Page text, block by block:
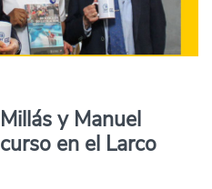
y Manuel
en el Larco